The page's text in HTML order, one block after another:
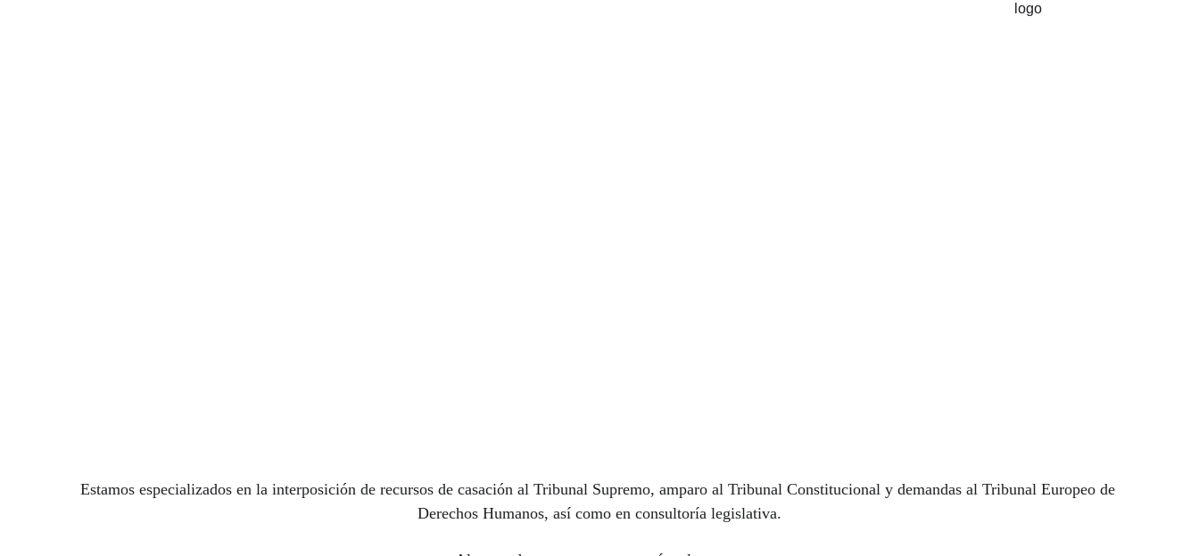
Estamos especializados en la interposición de recursos de casación al Tribunal Supremo, amparo al Tribunal Constitucional y demandas al Tribunal Europeo de
Derechos Humanos, así como en consultoría legislativa.